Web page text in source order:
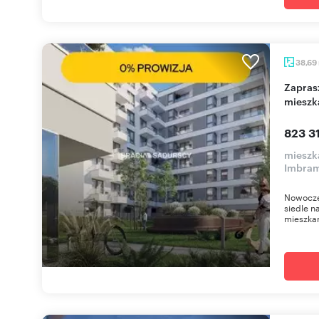
38,69
Zapraszam do nowoczesnego 2-pokojowego
823
siedle